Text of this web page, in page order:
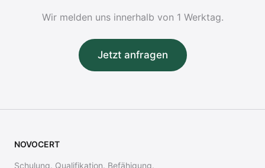
Wir melden uns innerhalb von 1 Werktag.
Jetzt anfragen
NOVOCERT
Schulung. Qualifikation. Befähigung.